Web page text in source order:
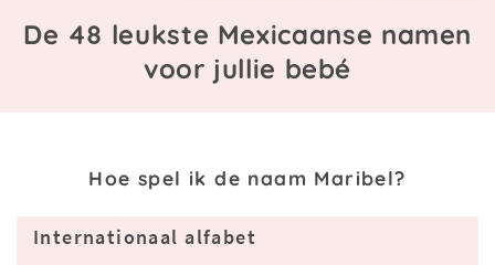
De 48 leukste Mexicaanse namen
voor jullie bebé
Hoe spel ik de naam Maribel?
Internationaal alfabet